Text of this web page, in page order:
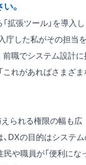
。
拡張ツール」を導入し
庁した私がその担当を
前職でシステム設計に
これがあればさまざま
られる権限の幅も広
、DXの目的はシステ
や職員が「便利にな